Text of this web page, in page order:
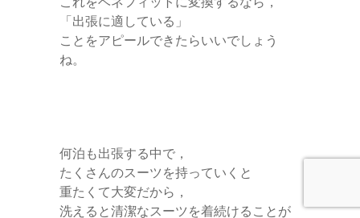
「出張に適している」
ことをアピールできたらいいでしょう
ね。
何泊も出張する中で，
たくさんのスーツを持っていくと
重たくて大変だから，
洗えると清潔なスーツを着続けることが